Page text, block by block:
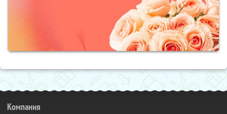
Компания